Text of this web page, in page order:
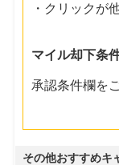
・クリックが
マイル却下条
承認条件欄を
その他おすすめキ